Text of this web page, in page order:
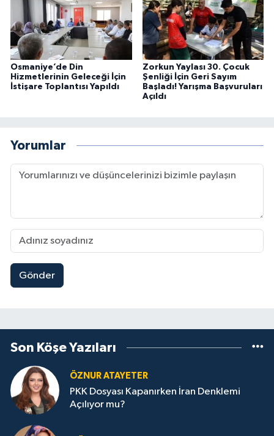
Osmaniye’de Din
Hizmetlerinin Geleceği İçin
İstişare Toplantısı Yapıldı
Zorkun Yaylası 30. Çocuk
Şenliği İçin Geri Sayım
Başladı! Yarışma Başvuruları
Açıldı
Yorumlar
Gönder
Son Köşe Yazıları
ÖZNUR ATAYETER
PKK Dosyası Kapanırken İran Denklemi
Açılıyor mu?